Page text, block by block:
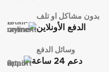
بدون مشاكل او تلف
الدفع الأونلاين
وسائل الدفع
دعم 24 ساعة